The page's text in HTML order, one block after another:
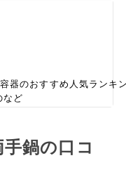
器のおすすめ人気ラン
など
鍋の口コ